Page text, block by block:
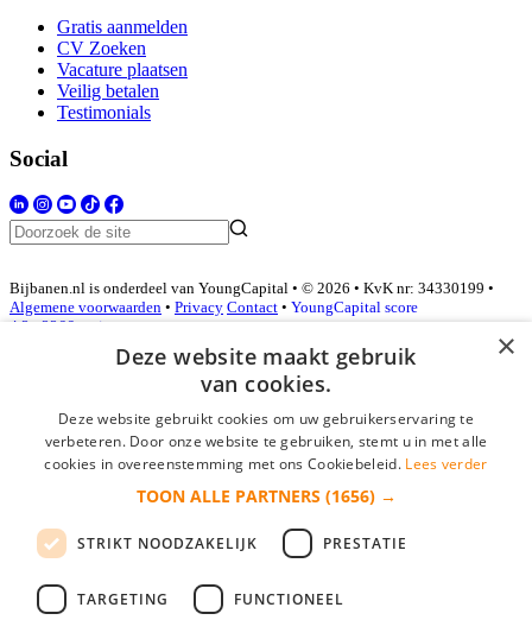
Gratis aanmelden
CV Zoeken
Vacature plaatsen
Veilig betalen
Testimonials
Social
Bijbanen.nl is onderdeel van YoungCapital • © 2026 • KvK nr: 34330199 •
Algemene voorwaarden • Privacy Contact • YoungCapital score
4.3 - 3366 reviews
Inloggen als bedrijf
*
login gegevens onthouden
login
×
Deze website maakt gebruik
van cookies.
Deze website gebruikt cookies om uw gebruikerservaring te
verbeteren. Door onze website te gebruiken, stemt u in met alle
cookies in overeenstemming met ons Cookiebeleid. Lees verder
TOON ALLE PARTNERS (1656) →
STRIKT NOODZAKELIJK PRESTATIE
TARGETING FUNCTIONEEL